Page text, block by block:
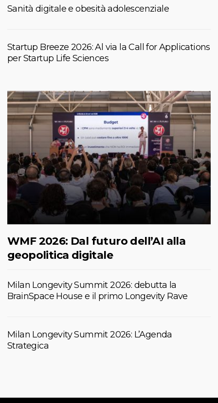
Sanità digitale e obesità adolescenziale
Startup Breeze 2026: Al via la Call for Applications
per Startup Life Sciences
WMF 2026: Dal futuro dell’AI alla
geopolitica digitale
Milan Longevity Summit 2026: debutta la
BrainSpace House e il primo Longevity Rave
Milan Longevity Summit 2026: L’Agenda
Strategica